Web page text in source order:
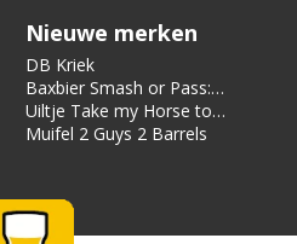
Nieuwe merken
DB Kriek
Baxbier Smash or Pass:
Strata
Uiltje Take my Horse to
the Hotel Room
Muifel 2 Guys 2 Barrels